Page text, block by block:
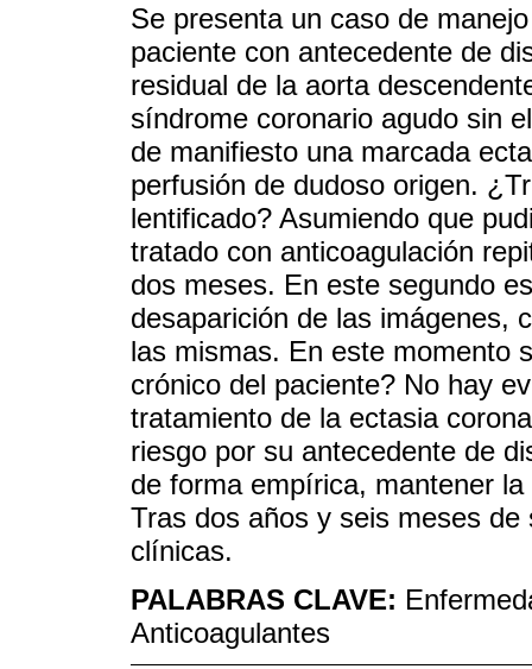
Se presenta un caso de
paciente con antecedente de
residual de la aorta
síndrome coronario agudo sin
de manifiesto una marcada
perfusión de dudoso origen.
lentificado? Asumiendo que
tratado con anticoagulación
dos meses. En este segundo
desaparición de las imágenes,
las mismas. En este momento
crónico del paciente? No hay
tratamiento de la ectasia
riesgo por su antecedente de
de forma empírica, mantener
Tras dos años y seis meses
clínicas.
PALABRAS CLAVE:
Anticoagulantes